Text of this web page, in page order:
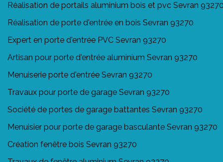
Réalisation de portails aluminium bois et pvc Sevran
Réalisation de porte d'entrée en bois Sevran 93270
Expert en porte d'entrée PVC Sevran 93270
Artisan pour porte d'entrée aluminium Sevran 93270
Menuiserie porte d'entrée Sevran 93270
Travaux pour porte de garage Sevran 93270
Société de portes de garage battantes Sevran 93270
Menuisier pour porte de garage basculante Sevran 93270
Création fenêtre bois Sevran 93270